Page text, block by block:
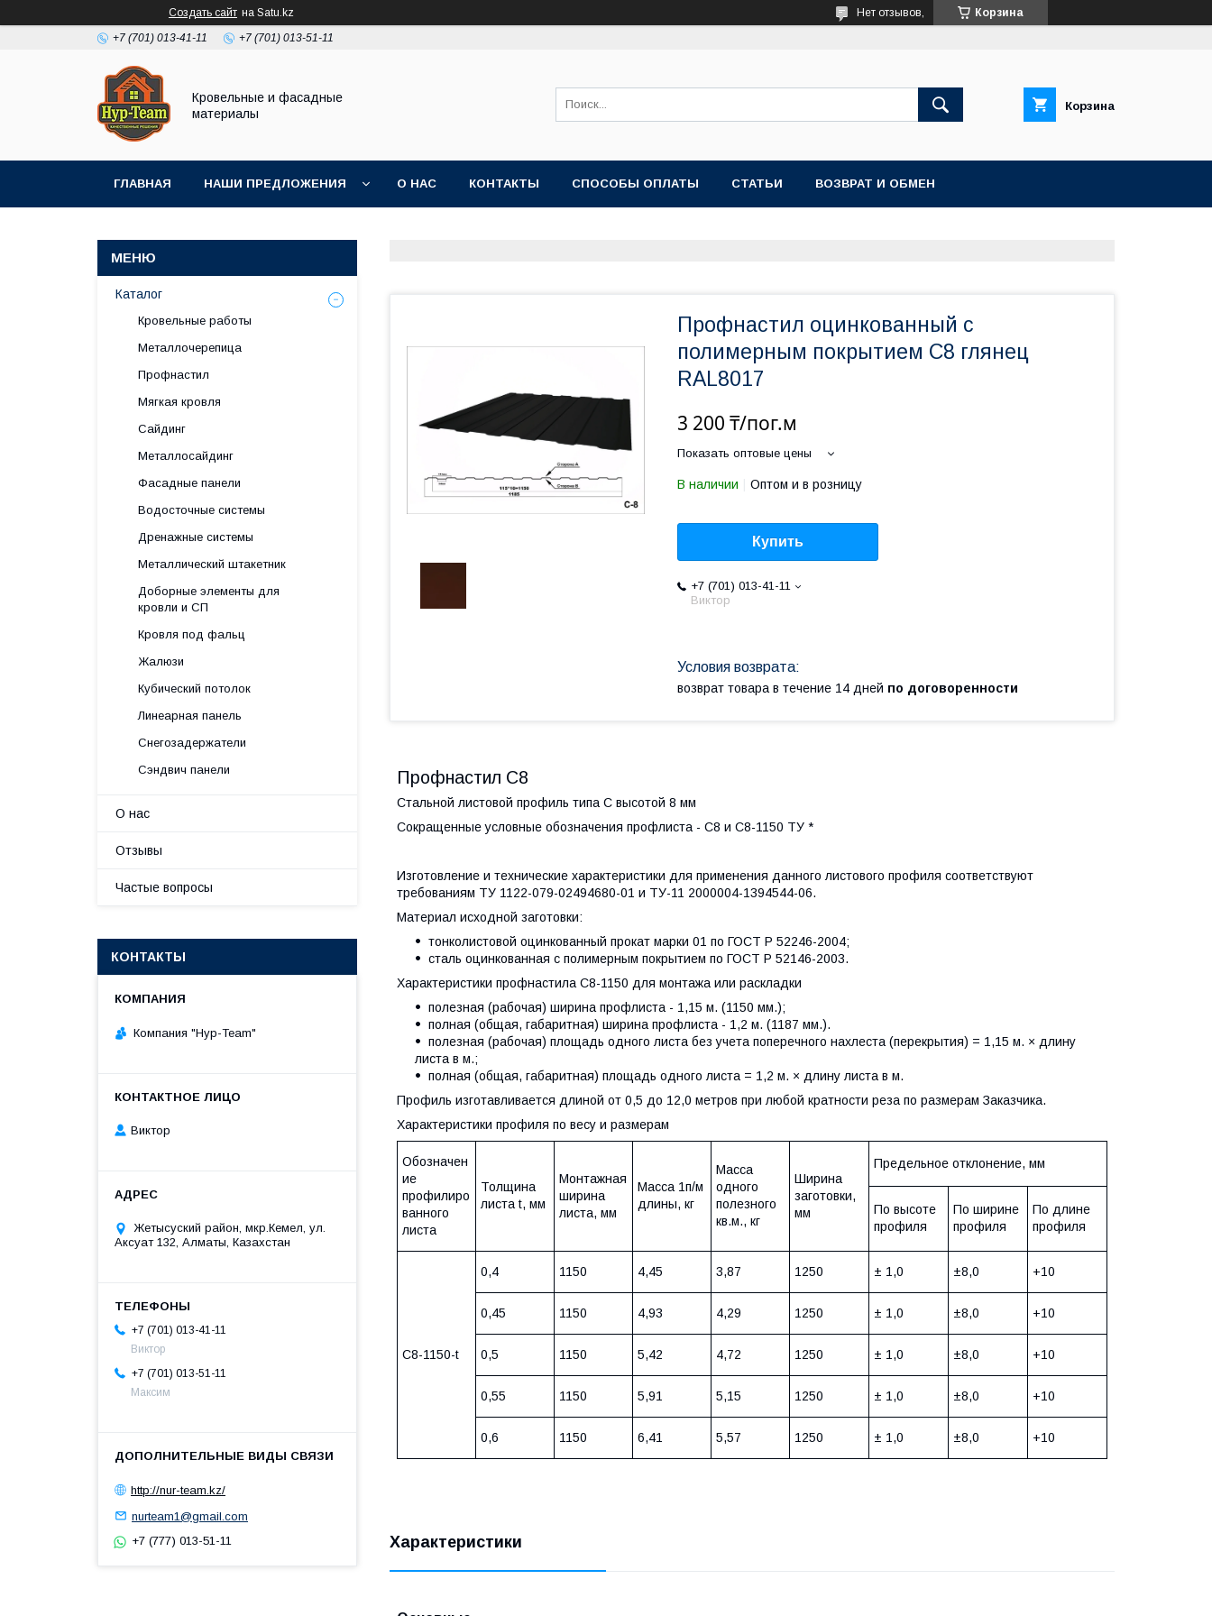
Создать сайт на Satu.kz Корзина
Нет отзывов,
+7 (701) 013-41-11 +7 (701) 013-51-11
Кровельные и фасадные
материалы
Корзина
ГЛАВНАЯ НАШИ ПРЕДЛОЖЕНИЯ О НАС КОНТАКТЫ СПОСОБЫ ОПЛАТЫ СТАТЬИ ВОЗВРАТ И ОБМЕН
Профнастил оцинкованный с
полимерным покрытием С8 глянец
RAL8017
3 200 ₸/пог.м
Показать оптовые цены
В наличии Оптом и в розницу
Купить
+7 (701) 013-41-11
Виктор
возврат товара в течение 14 дней по договоренности
Профнастил С8
Стальной листовой профиль типа С высотой 8 мм
Сокращенные условные обозначения профлиста - С8 и С8-1150 ТУ *
Изготовление и технические характеристики для применения данного листового профиля соответствуют
требованиям ТУ 1122-079-02494680-01 и ТУ-11 2000004-1394544-06.
Материал исходной заготовки:
тонколистовой оцинкованный прокат марки 01 по ГОСТ Р 52246-2004;
сталь оцинкованная с полимерным покрытием по ГОСТ Р 52146-2003.
Характеристики профнастила С8-1150 для монтажа или раскладки
полезная (рабочая) ширина профлиста - 1,15 м. (1150 мм.);
полная (общая, габаритная) ширина профлиста - 1,2 м. (1187 мм.).
полезная (рабочая) площадь одного листа без учета поперечного нахлеста (перекрытия) = 1,15 м. × длину
листа в м.;
полная (общая, габаритная) площадь одного листа = 1,2 м. × длину листа в м.
Профиль изготавливается длиной от 0,5 до 12,0 метров при любой кратности реза по размерам Заказчика.
Характеристики профиля по весу и размерам
Обозначен
ие
профилиро
ванного
листа
Толщина
листа t, мм
Монтажная
ширина
листа, мм
Масса 1п/м
длины, кг
Масса
одного
полезного
кв.м., кг
Ширина
заготовки,
мм
Предельное отклонение, мм
По высоте
профиля
По ширине
профиля
По длине
профиля
С8-1150-t
0,4 1150 4,45 3,87 1250 ± 1,0 ±8,0 +10
0,45 1150 4,93 4,29 1250 ± 1,0 ±8,0 +10
0,5 1150 5,42 4,72 1250 ± 1,0 ±8,0 +10
0,55 1150 5,91 5,15 1250 ± 1,0 ±8,0 +10
0,6 1150 6,41 5,57 1250 ± 1,0 ±8,0 +10
Характеристики
Каталог
Кровельные работы
Металлочерепица
Профнастил
Мягкая кровля
Сайдинг
Металлосайдинг
Фасадные панели
Водосточные системы
Дренажные системы
Металлический штакетник
Доборные элементы для
кровли и СП
Кровля под фальц
Жалюзи
Кубический потолок
Линеарная панель
Снегозадержатели
Сэндвич панели
О нас
Отзывы
Частые вопросы
КОНТАКТЫ
Компания "Нур-Team"
Виктор
Жетысуский район, мкр.Кемел, ул.
Аксуат 132, Алматы, Казахстан
+7 (701) 013-41-11
Виктор
+7 (701) 013-51-11
Максим
http://nur-team.kz/
nurteam1@gmail.com
+7 (777) 013-51-11